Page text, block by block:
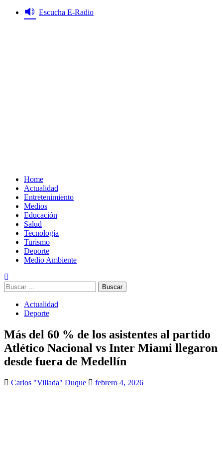
Saltar
Escucha E-Radio
Home
Actualidad
Entretenimiento
Medios
Educación
Salud
Tecnología
Turismo
Deporte
Medio Ambiente
Buscar:
Actualidad
Deporte
Más del 60 % de los asistentes al partido
Atlético Nacional vs Inter Miami llegaron
desde fuera de Medellín
Carlos "Villada" Duque febrero 4, 2026